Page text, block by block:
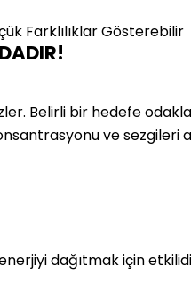
Farklılıklar Gösterebilir
Belirli bir hedefe
ve sezgileri
dağıtmak için